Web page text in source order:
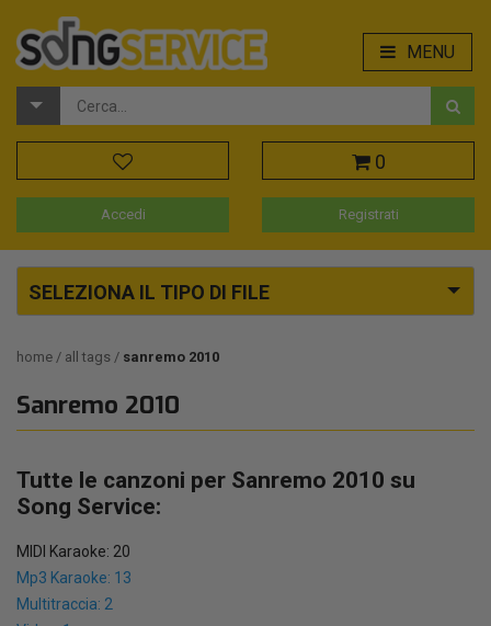
MENU
0
Accedi Registrati
SELEZIONA IL TIPO DI FILE
home all tags sanremo 2010
Sanremo 2010
Tutte le canzoni per Sanremo 2010 su
Song Service:
MIDI Karaoke: 20
Mp3 Karaoke: 13
Multitraccia: 2